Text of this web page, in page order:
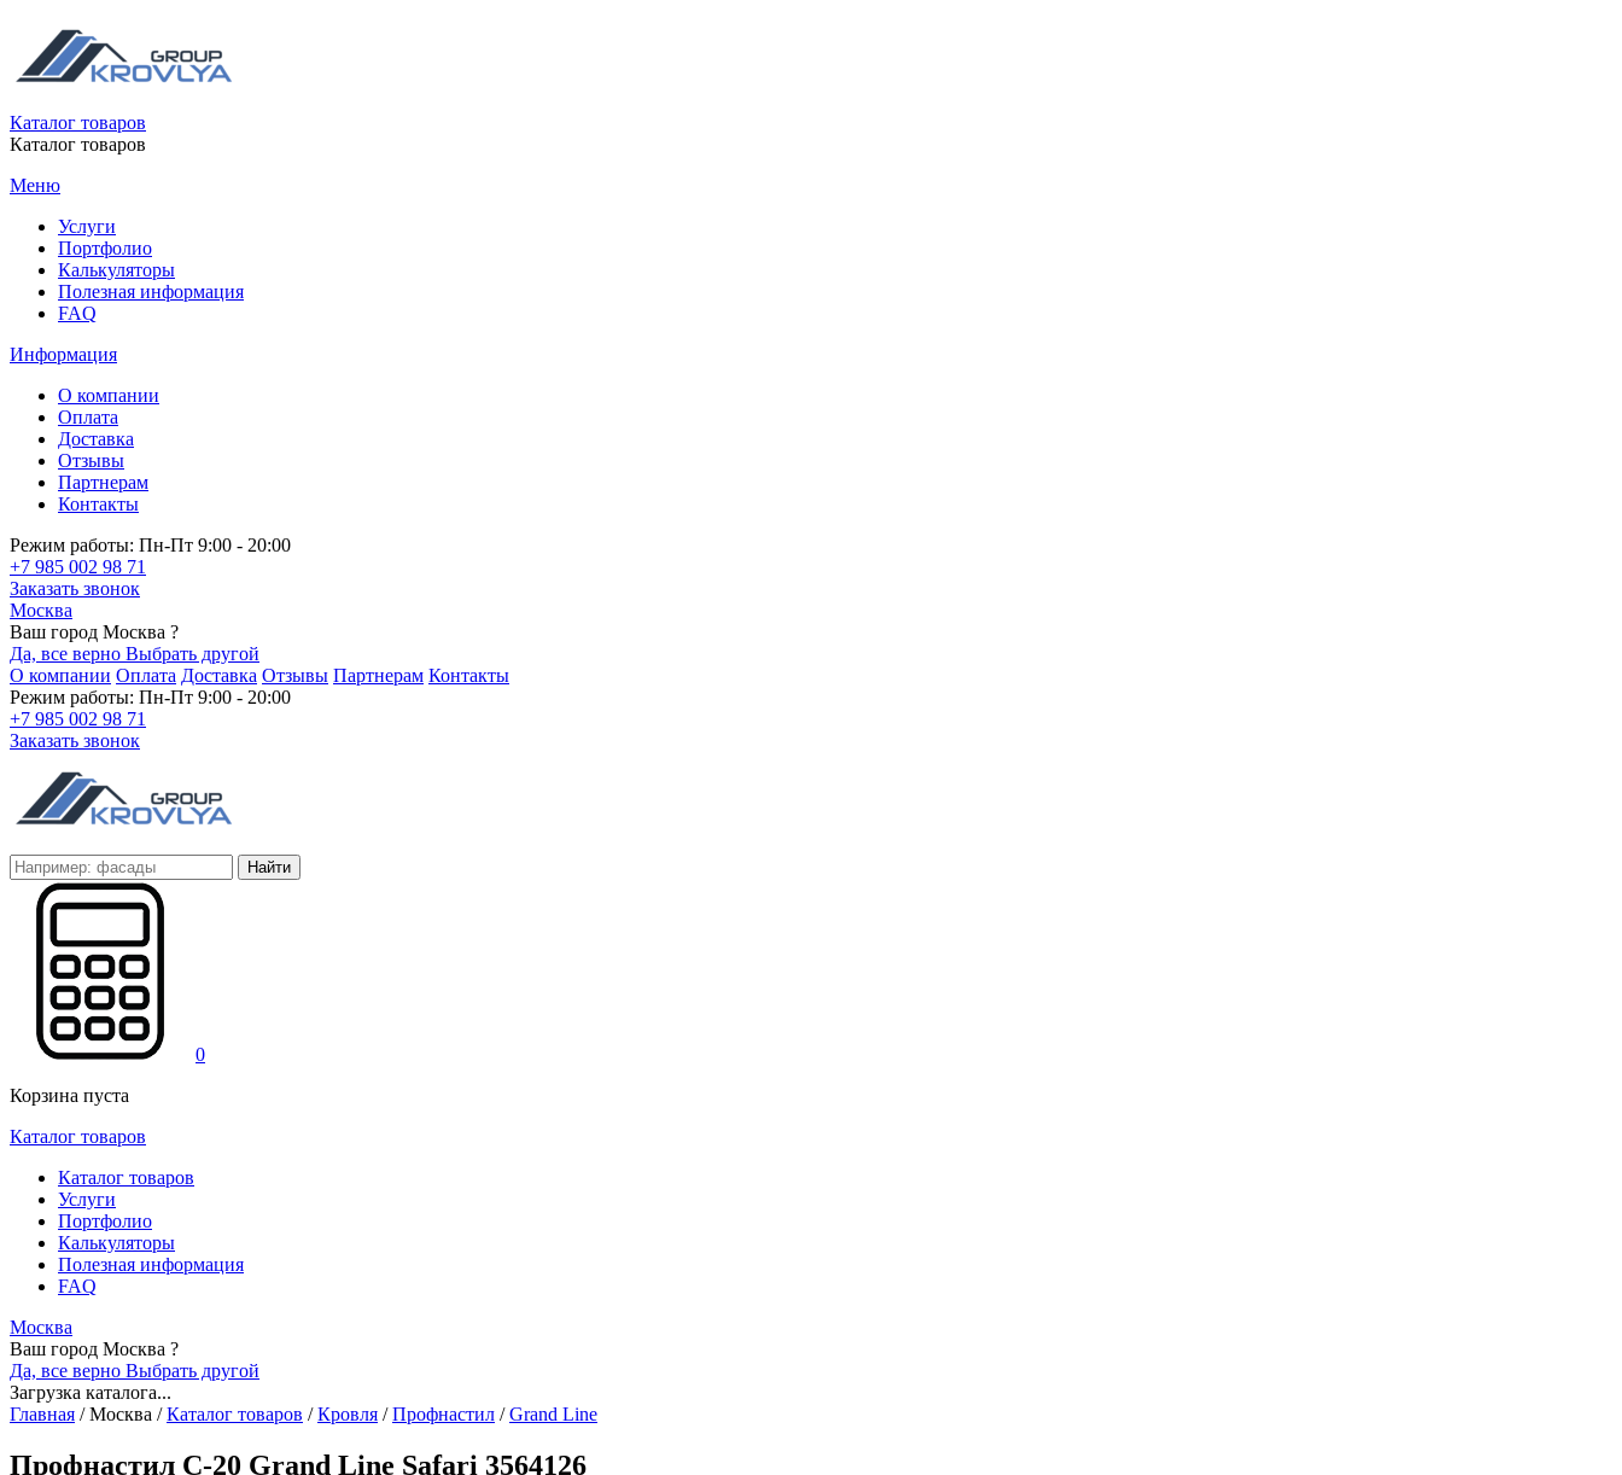
Каталог товаров
Каталог товаров
Меню
Услуги
Портфолио
Калькуляторы
Полезная информация
FAQ
Информация
О компании
Оплата
Доставка
Отзывы
Партнерам
Контакты
Режим работы: Пн-Пт 9:00 - 20:00
+7 985 002 98 71
Заказать звонок
Москва
Ваш город Москва ?
Да, все верно Выбрать другой
О компании Оплата Доставка Отзывы Партнерам Контакты
Режим работы: Пн-Пт 9:00 - 20:00
+7 985 002 98 71
Заказать звонок
Найти
0
Корзина пуста
Каталог товаров
Каталог товаров
Услуги
Портфолио
Калькуляторы
Полезная информация
FAQ
Москва
Ваш город Москва ?
Да, все верно Выбрать другой
Загрузка каталога...
Главная /Москва / Каталог товаров / Кровля / Профнастил / Grand Line
Профнастил С-20 Grand Line Safari 3564126